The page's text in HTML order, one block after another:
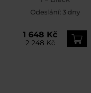
Odeslání: 3 dny
1 648 Kč
2 248 Kč